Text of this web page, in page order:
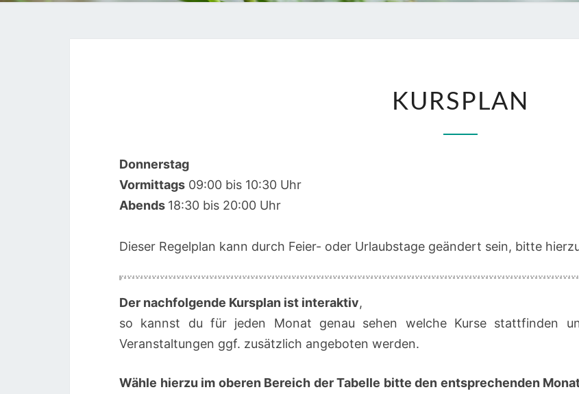
KURSPLAN
Donnerstag
Vormittags 09:00 bis 10:30 Uhr
Abends 18:30 bis 20:00 Uhr
Dieser Regelplan kann durch Feier- oder Urlaubstage geändert sein, bitte
Der nachfolgende Kursplan ist interaktiv,
so kannst du für jeden Monat genau sehen welche Kurse stattfinden
Veranstaltungen ggf. zusätzlich angeboten werden.
Wähle hierzu im oberen Bereich der Tabelle bitte den entsprechenden
03:00
04:00
05:00